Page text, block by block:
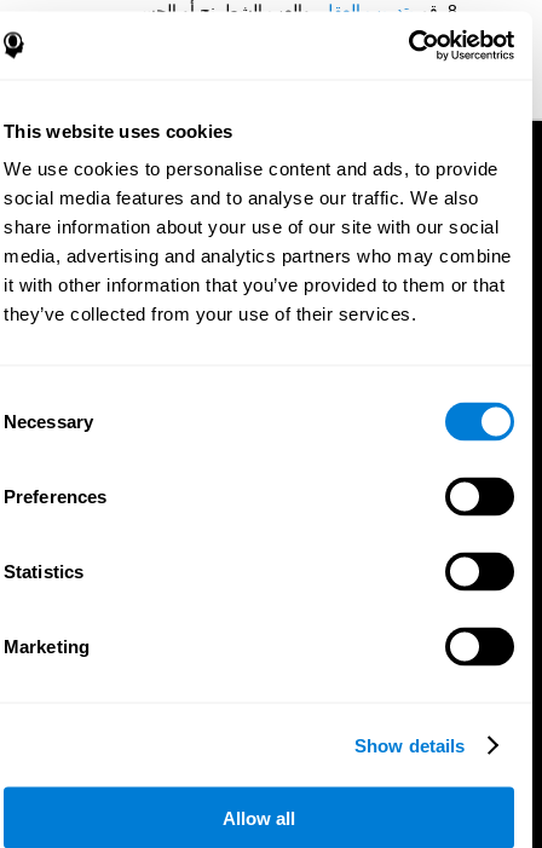
This website uses cookies
We use cookies to personalise content and ads, to provide
social media features and to analyse our traffic. We also
share information about your use of our site with our social
media, advertising and analytics partners who may combine
it with other information that you’ve provided to them or that
they’ve collected from your use of their services.
Selection
Necessary
Preferences
Statistics
Marketing
Show details
Allow all
قم بتدريب العقل, وإلعب الشطرنج أو الجسر.
تعلم كلمة جديدة كل يوم.